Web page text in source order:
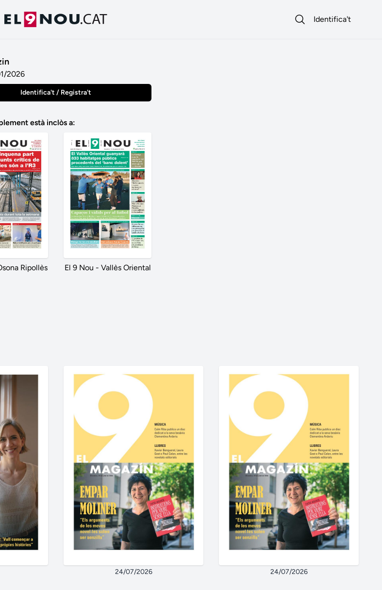
Identifica't
2026
Identifica't / Registra't
està inclòs a:
Ripollès El 9 Nou - Vallès Oriental
24/07/2026 24/07/2026